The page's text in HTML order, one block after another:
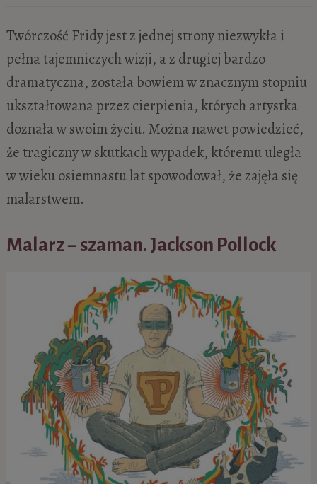
Twórczość Fridy jest z jednej strony niezwykła i
pełna tajemniczych wizji, a z drugiej bardzo
dramatyczna, została bowiem w znacznym stopniu
ukształtowana przez cierpienia, których artystka
doznała w swoim życiu. Można nawet powiedzieć,
że tragiczny w skutkach wypadek, któremu uległa
w wieku osiemnastu lat spowodował, że zajęła się
malarstwem.
Malarz − szaman. Jackson Pollock